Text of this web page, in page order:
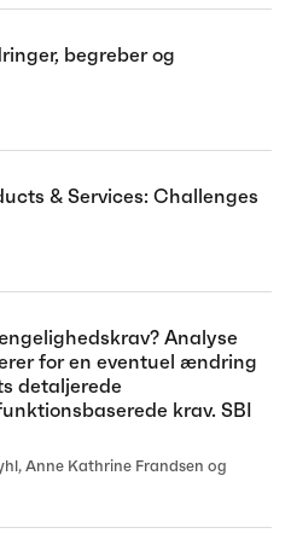
begreber og
& Services: Challenges
Analyse
for en eventuel ændring
detaljerede
krav. SBI
Anne Kathrine Frandsen og